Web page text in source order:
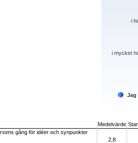
Jag
i mycket
i
Medelvärde
gång för idéer och synpunkter
2,8